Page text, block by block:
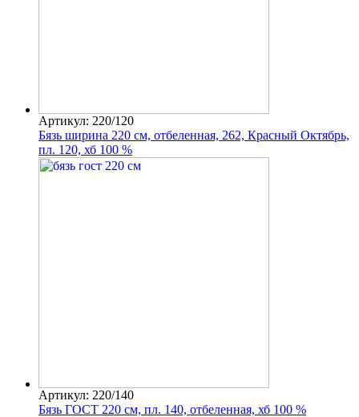
Артикул: 220/120
Бязь ширина 220 см, отбеленная, 262, Красный Октябрь,
пл. 120, хб 100 %
Артикул: 220/140
Бязь ГОСТ 220 см, пл. 140, отбеленная, хб 100 %